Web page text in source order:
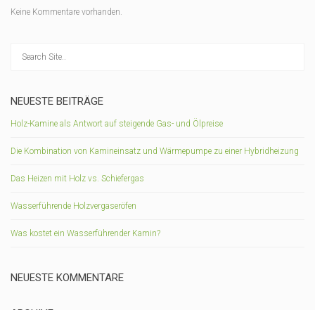
Keine Kommentare vorhanden.
NEUESTE BEITRÄGE
Holz-Kamine als Antwort auf steigende Gas- und Ölpreise
Die Kombination von Kamineinsatz und Wärmepumpe zu einer Hybridheizung
Das Heizen mit Holz vs. Schiefergas
Wasserführende Holzvergaseröfen
Was kostet ein Wasserführender Kamin?
NEUESTE KOMMENTARE